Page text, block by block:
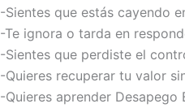
-Sientes que estás cayendo
-Te ignora o tarda en
-Sientes que perdiste el
-Quieres recuperar tu valor
-Quieres aprender Desapego